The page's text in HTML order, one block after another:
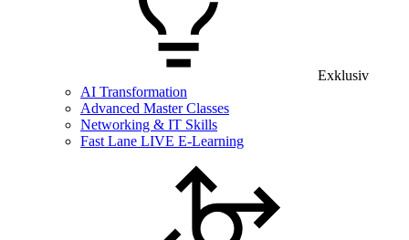
Exklusiv
AI Transformation
Advanced Master Classes
Networking & IT Skills
Fast Lane LIVE E-Learning